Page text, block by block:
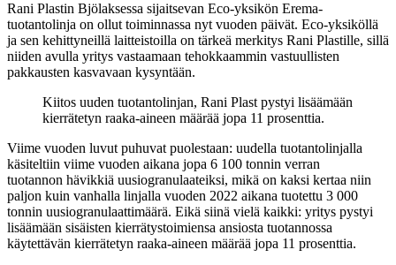
Rani Plastin Bjölaksessa sijaitsevan Eco-yksikön Erema-
tuotantolinja on ollut toiminnassa nyt vuoden päivät. Eco-yksiköllä
ja sen kehittyneillä laitteistoilla on tärkeä merkitys Rani Plastille, sillä
niiden avulla yritys vastaamaan tehokkaammin vastuullisten
pakkausten kasvavaan kysyntään.
Kiitos uuden tuotantolinjan, Rani Plast pystyi lisäämään
kierrätetyn raaka-aineen määrää jopa 11 prosenttia.
Viime vuoden luvut puhuvat puolestaan: uudella tuotantolinjalla
käsiteltiin viime vuoden aikana jopa 6 100 tonnin verran
tuotannon hävikkiä uusiogranulaateiksi, mikä on kaksi kertaa niin
paljon kuin vanhalla linjalla vuoden 2022 aikana tuotettu 3 000
tonnin uusiogranulaattimäärä. Eikä siinä vielä kaikki: yritys pystyi
lisäämään sisäisten kierrätystoimiensa ansiosta tuotannossa
käytettävän kierrätetyn raaka-aineen määrää jopa 11 prosenttia.